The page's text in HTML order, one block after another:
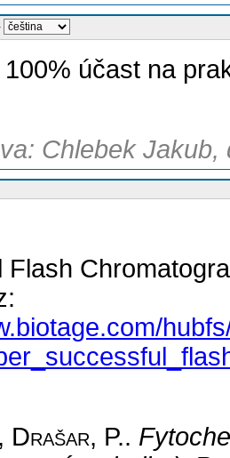
účast na
Chlebek
Flash
Drašar, P..